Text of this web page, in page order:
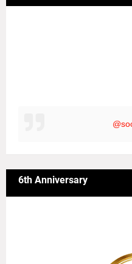
6th Anniversary